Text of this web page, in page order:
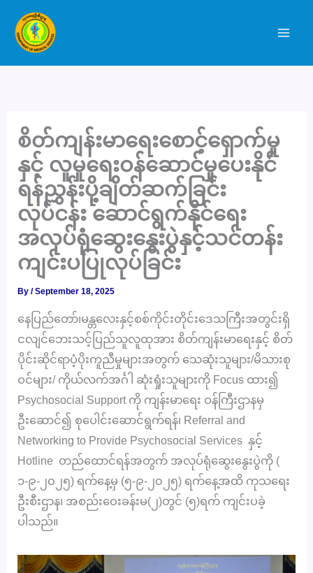
content
စိတ်ကျန်းမာရေးစောင့်ရှောက်မှု
နှင့် လူမှုရေးဝန်ဆောင်မှုပေးနိုင်
ရန်ညွှန်းပို့ချိတ်ဆက်ခြင်း
လုပ်ငန်း ဆောင်ရွက်နိုင်ရေး
အလုပ်ရုံဆွေးနွေးပွဲနှင့်သင်တန်း
ကျင်းပပြုလုပ်ခြင်း
By/September 18, 2025
နေပြည်တော်၊မန္တလေးနှင့်စစ်ကိုင်းတိုင်းဒေသကြီးအတွင်းရှိ
ငလျင်ဘေးသင့်ပြည်သူလူထုအား စိတ်ကျန်းမာရေးနှင့် စိတ်
ပိုင်းဆိုင်ရာပံ့ပိုးကူညီမှုများအတွက် သေဆုံးသူများ/မိသားစု
ဝင်များ/ ကိုယ်လက်အင်္ဂါ ဆုံးရှုံးသူများကို Focus ထား၍
Psychosocial Support ကို ကျန်းမာရေး ဝန်ကြီးဌာနမှ
ဦးဆောင်၍ စုပေါင်းဆောင်ရွက်ရန်၊ Referral and
Networking to Provide Psychosocial Services နှင့်
Hotline တည်ထောင်ရန်အတွက် အလုပ်ရုံဆွေးနွေးပွဲကို (
၁-၉-၂၀၂၅) ရက်နေ့မှ (၅-၉-၂၀၂၅) ရက်နေ့အထိ ကုသရေး
ဦးစီးဌာန၊ အစည်းဝေးခန်းမ(၂)တွင် (၅)ရက် ကျင်းပခဲ့
ပါသည်။